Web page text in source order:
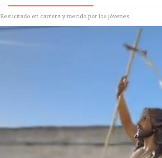
Resucitado en carrera y mecido por los jóvenes